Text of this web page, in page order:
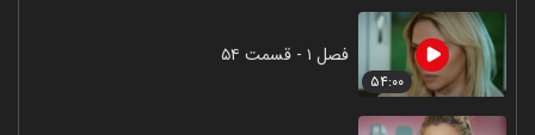
۵۴:۰۰
فصل ۱ - قسمت ۵۴